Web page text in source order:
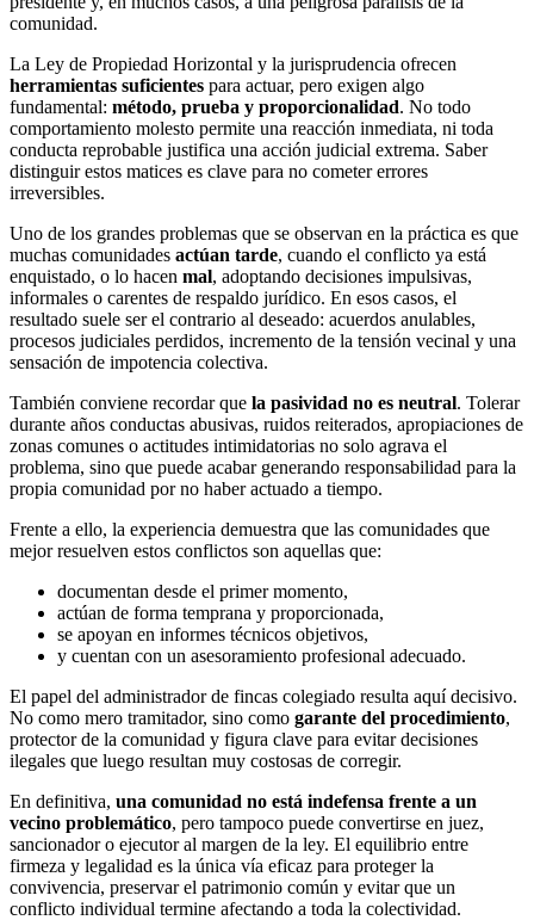
comunidad.
La Ley de Propiedad Horizontal y la jurisprudencia ofrecen
herramientas suficientes para actuar, pero exigen algo
fundamental: método, prueba y proporcionalidad. No todo
comportamiento molesto permite una reacción inmediata, ni toda
conducta reprobable justifica una acción judicial extrema. Saber
distinguir estos matices es clave para no cometer errores
irreversibles.
Uno de los grandes problemas que se observan en la práctica es que
muchas comunidades actúan tarde, cuando el conflicto ya está
enquistado, o lo hacen mal, adoptando decisiones impulsivas,
informales o carentes de respaldo jurídico. En esos casos, el
resultado suele ser el contrario al deseado: acuerdos anulables,
procesos judiciales perdidos, incremento de la tensión vecinal y una
sensación de impotencia colectiva.
También conviene recordar que la pasividad no es neutral. Tolerar
durante años conductas abusivas, ruidos reiterados, apropiaciones de
zonas comunes o actitudes intimidatorias no solo agrava el
problema, sino que puede acabar generando responsabilidad para la
propia comunidad por no haber actuado a tiempo.
Frente a ello, la experiencia demuestra que las comunidades que
mejor resuelven estos conflictos son aquellas que:
documentan desde el primer momento,
actúan de forma temprana y proporcionada,
se apoyan en informes técnicos objetivos,
y cuentan con un asesoramiento profesional adecuado.
El papel del administrador de fincas colegiado resulta aquí decisivo.
No como mero tramitador, sino como garante del procedimiento,
protector de la comunidad y figura clave para evitar decisiones
ilegales que luego resultan muy costosas de corregir.
En definitiva, una comunidad no está indefensa frente a un
vecino problemático, pero tampoco puede convertirse en juez,
sancionador o ejecutor al margen de la ley. El equilibrio entre
firmeza y legalidad es la única vía eficaz para proteger la
convivencia, preservar el patrimonio común y evitar que un
conflicto individual termine afectando a toda la colectividad.